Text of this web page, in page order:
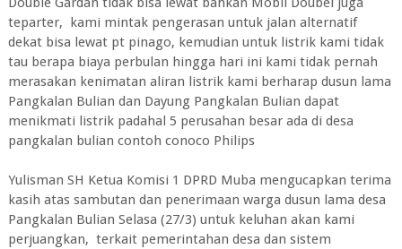
teparter, kami mintak pengerasan untuk jalan alternatif
dekat bisa lewat pt pinago, kemudian untuk listrik kami tidak
tau berapa biaya perbulan hingga hari ini kami tidak pernah
merasakan kenimatan aliran listrik kami berharap dusun lama
Pangkalan Bulian dan Dayung Pangkalan Bulian dapat
menikmati listrik padahal 5 perusahan besar ada di desa
pangkalan bulian contoh conoco Philips
Yulisman SH Ketua Komisi 1 DPRD Muba mengucapkan terima
kasih atas sambutan dan penerimaan warga dusun lama desa
Pangkalan Bulian Selasa (27/3) untuk keluhan akan kami
perjuangkan, terkait pemerintahan desa dan sistem